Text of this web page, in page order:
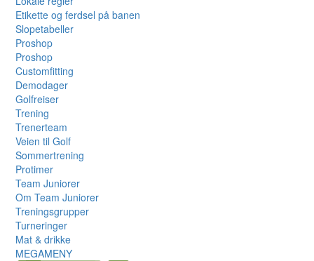
Etikette og ferdsel på banen
Slopetabeller
Proshop
Proshop
Customfitting
Demodager
Golfreiser
Trening
Trenerteam
Veien til Golf
Sommertrening
Protimer
Team Juniorer
Om Team Juniorer
Treningsgrupper
Turneringer
Mat & drikke
MEGAMENY